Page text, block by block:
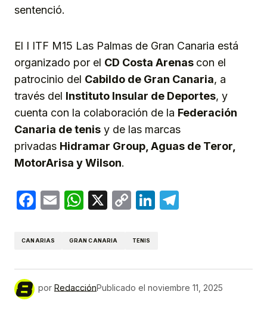
sentenció.
El I ITF M15 Las Palmas de Gran Canaria está
organizado por el CD Costa Arenas con el
patrocinio del Cabildo de Gran Canaria, a
través del Instituto Insular de Deportes, y
cuenta con la colaboración de la Federación
Canaria de tenis y de las marcas
privadas Hidramar Group, Aguas de Teror,
MotorArisa y Wilson.
Facebook
EmailWhatsApp
X
CopyLinkedIn
CANARIAS GRAN CANARIA TENIS
por RedacciónPublicado el noviembre 11, 2025